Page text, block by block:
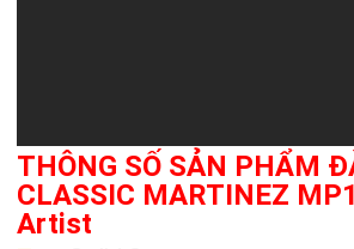
THÔNG SỐ SẢN PHẨM
CLASSIC MARTINEZ
Artist